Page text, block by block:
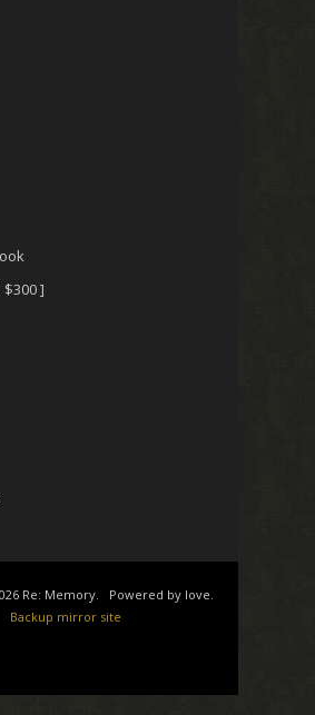
]
Re: Memory. Powered by love.
Backup mirror site